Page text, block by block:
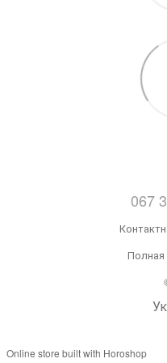
067
Полная
Online store built with Horoshop